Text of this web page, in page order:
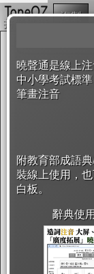
曉聲通是線上
中小學考試標
筆畫注音
附教育部成語
裝線上使用，
白板。
辭典使
複製